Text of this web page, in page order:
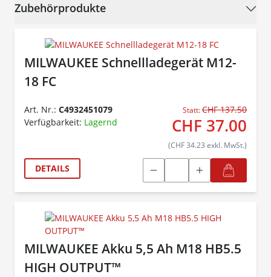
Zubehörprodukte
MILWAUKEE Schnellladegerät M12-
18 FC
Art. Nr.: C4932451079
Verfügbarkeit: Lagernd
Statt:CHF 137.50
CHF 37.00
(CHF 34.23 exkl. MwSt.)
DETAILS
MILWAUKEE Akku 5,5 Ah M18 HB5.5
HIGH OUTPUT™